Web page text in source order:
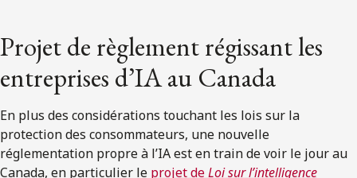
Projet de règlement régissant les
entreprises d’IA au Canada
En plus des considérations touchant les lois sur la
protection des consommateurs, une nouvelle
réglementation propre à l’IA est en train de voir le jour au
Canada, en particulier le projet deLoisur l’intelligence